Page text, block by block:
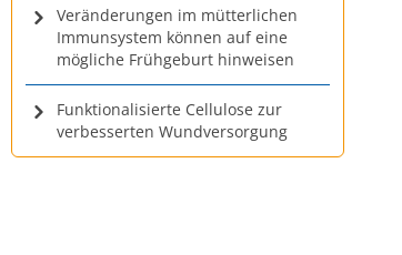
Veränderungen im mütterlichen
Immunsystem können auf eine
mögliche Frühgeburt hinweisen
Funktionalisierte Cellulose zur
verbesserten Wundversorgung